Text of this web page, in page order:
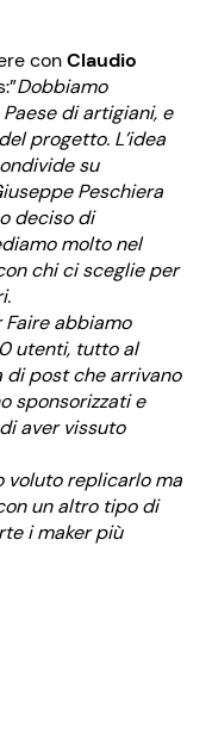
conClaudio
Dobbiamo
di artigiani, e
progetto. L’idea
su
Peschiera
deciso di
molto nel
chi ci sceglie per
Faire abbiamo
utenti, tutto al
post che arrivano
sponsorizzati e
aver vissuto
voluto replicarlo ma
un altro tipo di
i maker più